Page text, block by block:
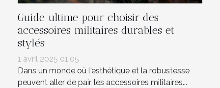
Guide ultime pour choisir des
accessoires militaires durables et
stylés
1 avril 2025 01:05
Dans un monde où l'esthétique et la robustesse
peuvent aller de pair, les accessoires militaires...